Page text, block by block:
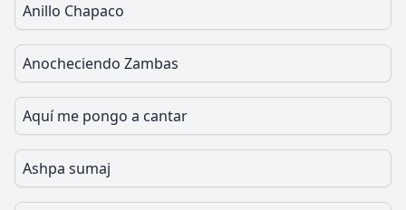
Anillo Chapaco
Anocheciendo Zambas
Aquí me pongo a cantar
Ashpa sumaj